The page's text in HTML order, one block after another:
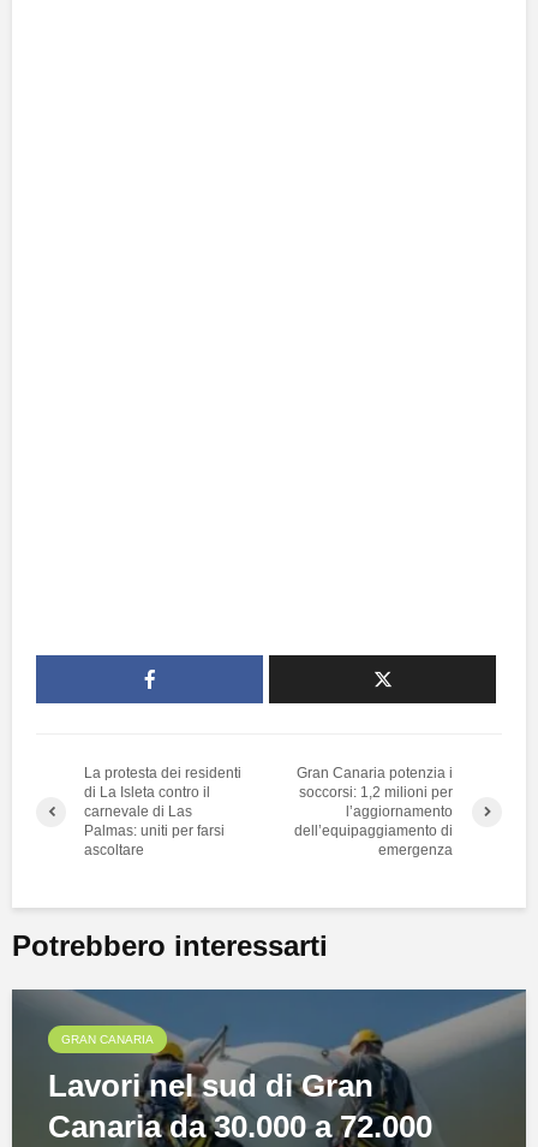
La protesta dei residenti
di La Isleta contro il
carnevale di Las
Palmas: uniti per farsi
ascoltare
Gran Canaria potenzia i
soccorsi: 1,2 milioni per
l’aggiornamento
dell’equipaggiamento di
emergenza
Potrebbero interessarti
GRAN CANARIA
Lavori nel sud di Gran
Canaria da 30.000 a 72.000